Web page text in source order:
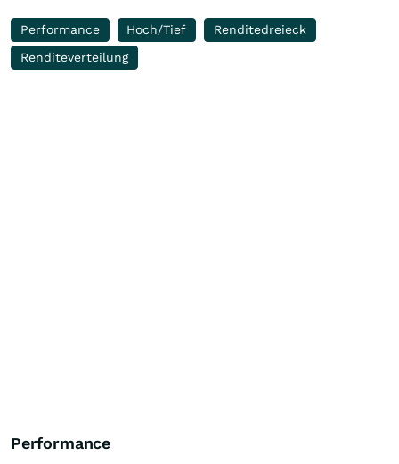
Performance Hoch/Tief
Renditedreieck
Renditeverteilung
Performance